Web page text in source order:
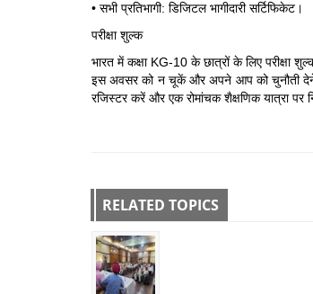
• सभी प्रतिभागी: डिजिटल भागीदारी सर्टिफिकेट।
परीक्षा शुल्क
भारत में कक्षा KG-10 के छात्रों के लिए
इस अवसर को न चूकें और अपने आप को चुनौती देने
रजिस्टर करें और एक रोमांचक शैक्षणिक यात्रा पर
RELATED TOPICS